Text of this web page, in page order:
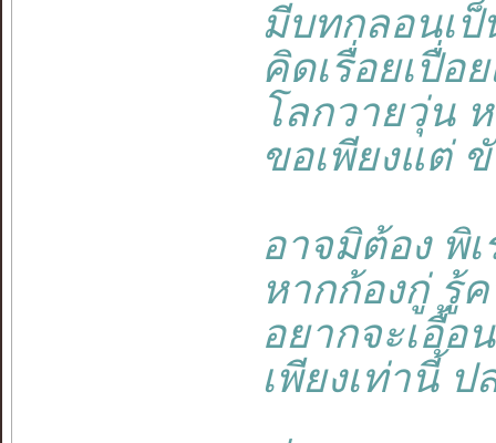
มีบทกลอนเป็
คิดเรื่อยเปื่อย
โลกวายวุ่น ห
ขอเพียงแต่ ขั
อาจมิต้อง พิเ
หากก้องกู่ รู้ค
อยากจะเอื้อน
เพียงเท่านี้ ป